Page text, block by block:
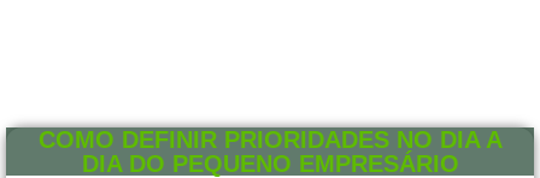
COMO DEFINIR PRIORIDADES NO DIA A
DIA DO PEQUENO EMPRESÁRIO